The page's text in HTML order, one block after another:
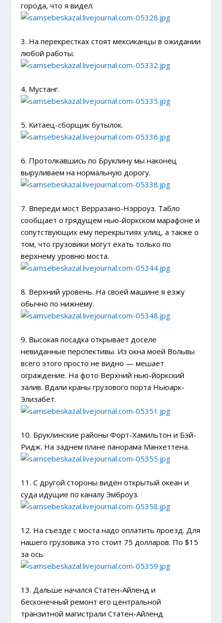
города, что я видел.
3. На перекрестках стоят мексиканцы в ожидании
любой работы.
4. Мустанг.
5. Китаец-сборщик бутылок.
6. Протолкавшись по Бруклину мы наконец
выруливаем на нормальную дорогу.
7. Впереди мост Верразано-Нэрроуз. Табло
сообщает о грядущем нью-йоркском марафоне и
сопутствующих ему перекрытиях улиц, а также о
том, что грузовики могут ехать только по
верхнему уровню моста.
8. Верхний уровень. На своей машине я езжу
обычно по нижнему.
9. Высокая посадка открывает доселе
невиданные перспективы. Из окна моей Вольвы
всего этого просто не видно — мешает
ограждение. На фото Верхний нью-йоркский
залив. Вдали краны грузового порта Ньюарк-
Элизабет.
10. Бруклинские районы Форт-Хамильтон и Бэй-
Ридж. На заднем плане панорама Манхеттена.
11. С другой стороны виден открытый океан и
суда идущие по каналу Эмброуз.
12. На съезде с моста надо оплатить проезд. Для
нашего грузовика это стоит 75 долларов. По $15
за ось.
13. Дальше начался Статен-Айленд и
бесконечный ремонт его центральной
транзитной магистрали Статен-Айленд